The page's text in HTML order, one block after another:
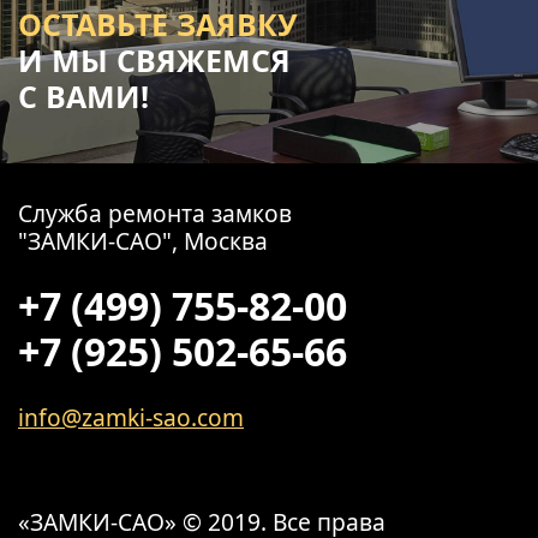
ОСТАВЬТЕ ЗАЯВКУ
И МЫ СВЯЖЕМСЯ
С ВАМИ!
Служба ремонта замков
"ЗАМКИ-САО", Москва
+7 (499) 755-82-00
+7 (925) 502-65-66
info@zamki-sao.com
«ЗАМКИ-САО» © 2019. Все права